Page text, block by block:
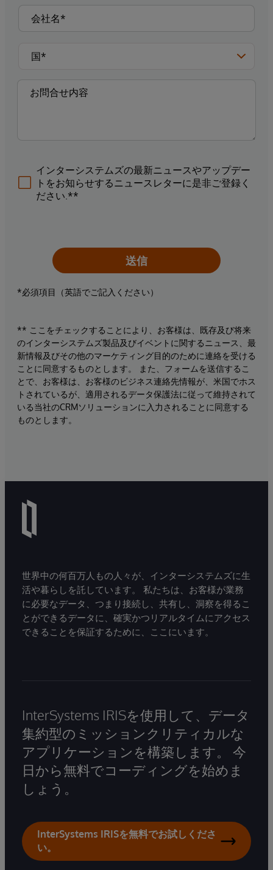
インターシステムズの最新ニュースやアップデー
トをお知らせするニュースレターに是非ご登録く
ださい.**
送信
*必須項目（英語でご記入ください）
** ここをチェックすることにより、お客様は、既存及び将来
のインターシステムズ製品及びイベントに関するニュース、最
新情報及びその他のマーケティング目的のために連絡を受ける
ことに同意するものとします。 また、フォームを送信するこ
とで、お客様は、お客様のビジネス連絡先情報が、米国でホス
トされているが、適用されるデータ保護法に従って維持されて
いる当社のCRMソリューションに入力されることに同意する
ものとします。
世界中の何百万人もの人々が、インターシステムズに生
活や暮らしを託しています。 私たちは、お客様が業務
に必要なデータ、つまり接続し、共有し、洞察を得るこ
とができるデータに、確実かつリアルタイムにアクセス
できることを保証するために、ここにいます。
InterSystems IRISを使用して、データ
集約型のミッションクリティカルな
アプリケーションを構築します。 今
日から無料でコーディングを始めま
しょう。
InterSystems IRISを無料でお試しくださ
い。